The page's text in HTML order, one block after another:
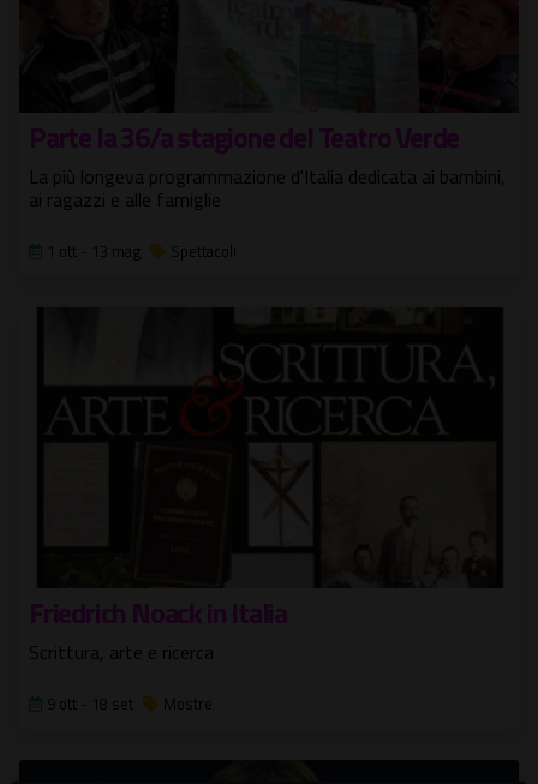
Parte la 36/a stagione del Teatro Verde
La più longeva programmazione d'Italia dedicata ai bambini,
ai ragazzi e alle famiglie
1 ott - 13 mag Spettacoli
Friedrich Noack in Italia
Scrittura, arte e ricerca
9 ott - 18 set Mostre